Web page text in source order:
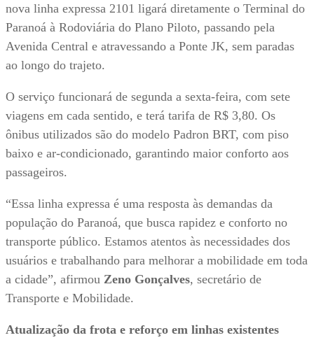
nova linha expressa 2101 ligará diretamente o Terminal do
Paranoá à Rodoviária do Plano Piloto, passando pela
Avenida Central e atravessando a Ponte JK, sem paradas
ao longo do trajeto.
O serviço funcionará de segunda a sexta-feira, com sete
viagens em cada sentido, e terá tarifa de R$ 3,80. Os
ônibus utilizados são do modelo Padron BRT, com piso
baixo e ar-condicionado, garantindo maior conforto aos
passageiros.
“Essa linha expressa é uma resposta às demandas da
população do Paranoá, que busca rapidez e conforto no
transporte público. Estamos atentos às necessidades dos
usuários e trabalhando para melhorar a mobilidade em toda
a cidade”, afirmou Zeno Gonçalves, secretário de
Transporte e Mobilidade.
Atualização da frota e reforço em linhas existentes